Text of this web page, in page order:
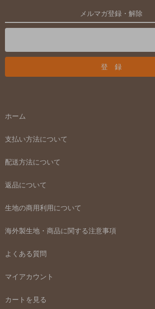
メルマガ登録・解除
ホーム
支払い方法について
配送方法について
返品について
生地の商用利用について
海外製生地・商品に関する注意事項
よくある質問
マイアカウント
カートを見る